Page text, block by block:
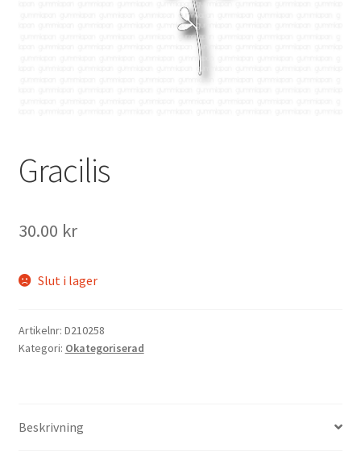
Gracilis
30.00 kr
Slut i lager
Artikelnr: D210258
Kategori: Okategoriserad
Beskrivning